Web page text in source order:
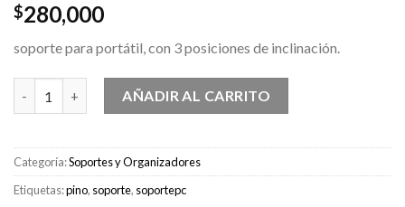
$280,000
soporte para portátil, con 3 posiciones de inclinación.
Soporte pc para mesa cantidadAÑADIR AL CARRITO
Categoría:Soportes y Organizadores
Etiquetas:pino, soporte, soportepc